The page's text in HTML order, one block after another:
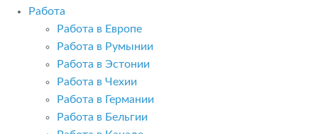
Работа
Работа в Европе
Работа в Румынии
Работа в Эстонии
Работа в Чехии
Работа в Германии
Работа в Бельгии